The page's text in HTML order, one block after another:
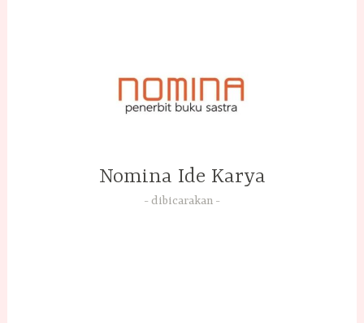
Nomina Ide Karya
dibicarakan